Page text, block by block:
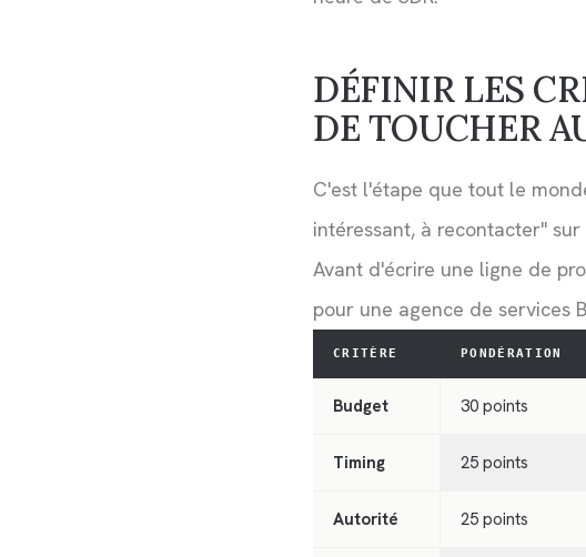
DÉFINIR LES
DE TOUCHER
C'est l'étape que tout le
intéressant, à recontacter" sur
Avant d'écrire une ligne de
pour une agence de services
CRITÈRE PONDÉRATION
Budget 30 points
Timing 25 points
Autorité 25 points